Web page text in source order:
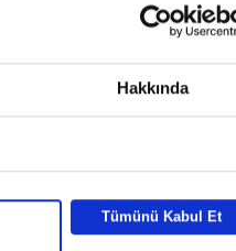
Hakkında
Tümünü Kabul Et